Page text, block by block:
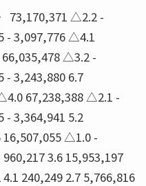
73,170,371 △2.2 -
- 3,097,776 △4.1
66,035,478 △3.2 -
- 3,243,880 6.7
67,238,388 △2.1 -
- 3,364,941 5.2
16,507,055 △1.0 -
3.6 15,953,197
240,249 2.7 5,766,816